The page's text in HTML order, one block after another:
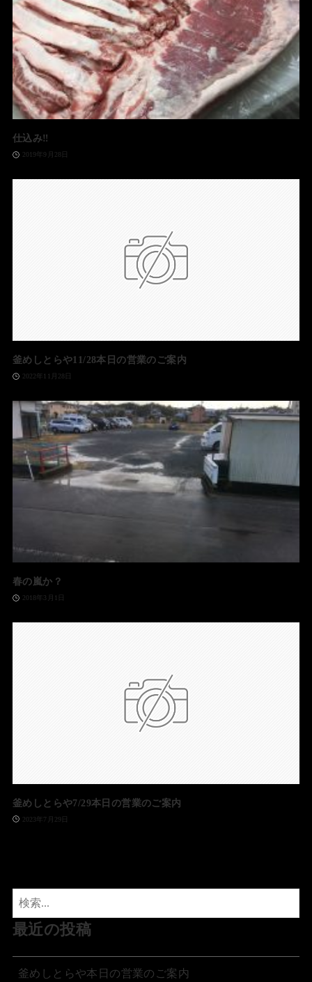
仕込み‼️
2019年9月28日
釜めしとらや11/28本日の営業のご案内
2022年11月28日
春の嵐か？
2018年3月1日
釜めしとらや7/29本日の営業のご案内
2023年7月29日
最近の投稿
釜めしとらや本日の営業のご案内